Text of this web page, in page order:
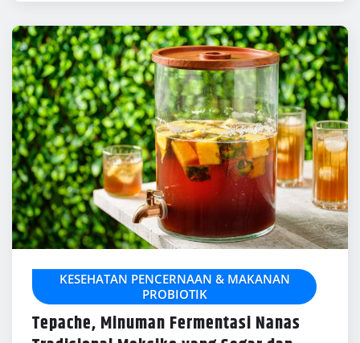
KESEHATAN PENCERNAAN & MAKANAN
PROBIOTIK
Tepache, Minuman Fermentasi Nanas